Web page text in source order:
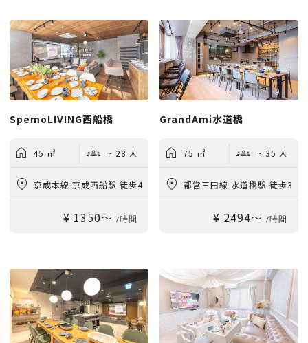
SpemoLIVING西船橋
45 ㎡ ~ 28 人
京成本線 京成西船駅 徒歩4
¥ 1350〜 /時間
GrandAmi水道橋
75 ㎡ ~ 35 人
都営三田線 水道橋駅 徒歩3
¥ 2494〜 /時間